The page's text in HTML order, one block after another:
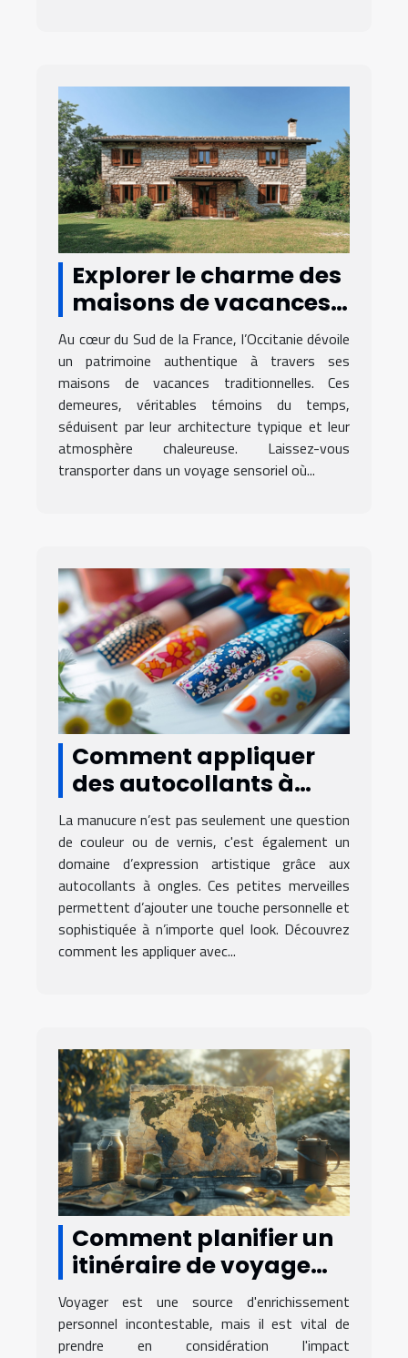
Explorer le charme des
maisons de vacances
traditionnelles en
Occitanie
Au cœur du Sud de la France, l’Occitanie dévoile
un patrimoine authentique à travers ses
maisons de vacances traditionnelles. Ces
demeures, véritables témoins du temps,
séduisent par leur architecture typique et leur
atmosphère chaleureuse. Laissez-vous
transporter dans un voyage sensoriel où...
Comment appliquer
des autocollants à
ongles pour une
manucure parfaite
La manucure n’est pas seulement une question
de couleur ou de vernis, c'est également un
domaine d’expression artistique grâce aux
autocollants à ongles. Ces petites merveilles
permettent d’ajouter une touche personnelle et
sophistiquée à n’importe quel look. Découvrez
comment les appliquer avec...
Comment planifier un
itinéraire de voyage
éco-responsable
Voyager est une source d'enrichissement
personnel incontestable, mais il est vital de
prendre en considération l'impact